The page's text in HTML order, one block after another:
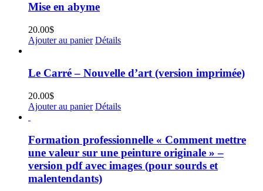
Mise en abyme
20.00$
Ajouter au panier Détails
Le Carré – Nouvelle d’art (version imprimée)
20.00$
Ajouter au panier Détails
Formation professionnelle « Comment mettre
une valeur sur une peinture originale » –
version pdf avec images (pour sourds et
malentendants)